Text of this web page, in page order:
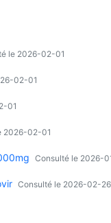
le 2026-02-01
02-01
01
2026-02-01
Consulté le 2026-
Consulté le 2026-02-26